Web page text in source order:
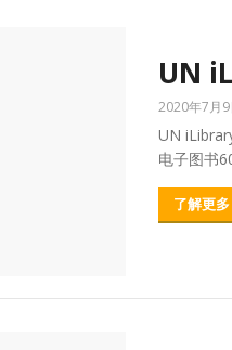
UN
2020年7月9
UN
电子图书
了解更多